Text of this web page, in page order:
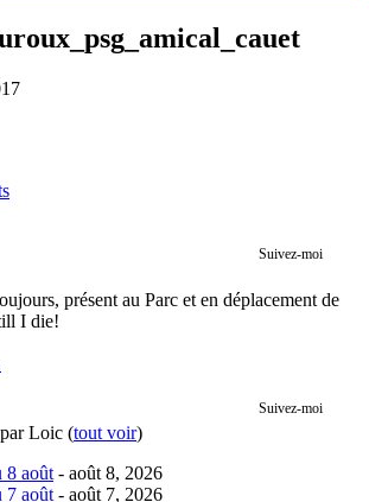
Suivez-moi
présent au Parc et en déplacement de
I die!
Suivez-moi
Loic (tout voir)
8 août - août 8, 2026
7 août - août 7, 2026